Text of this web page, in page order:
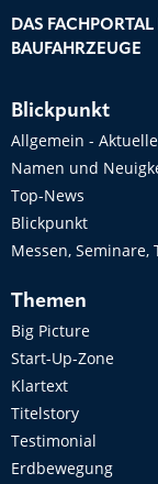
DAS
BAUFAHRZEUGE
Blickpunkt
Allgemein -
Namen und
Top-News
Blickpunkt
Messen, Seminare,
Themen
Big Picture
Start-Up-Zone
Klartext
Titelstory
Testimonial
Erdbewegung